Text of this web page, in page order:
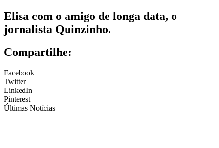
Elisa com o amigo de longa data, o
jornalista Quinzinho.
Compartilhe:
Facebook
Twitter
LinkedIn
Pinterest
Últimas Notícias